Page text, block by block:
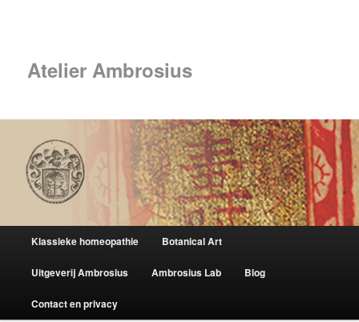
inhoudAtelier Ambrosius
Klassieke homeopathie Botanical Art
Uitgeverij Ambrosius Ambrosius Lab Blog
Contact en privacy